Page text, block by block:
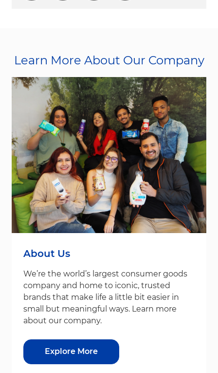
Learn More About Our Company
About Us
We’re the world’s largest consumer goods
company and home to iconic, trusted
brands that make life a little bit easier in
small but meaningful ways. Learn more
about our company.
Explore More